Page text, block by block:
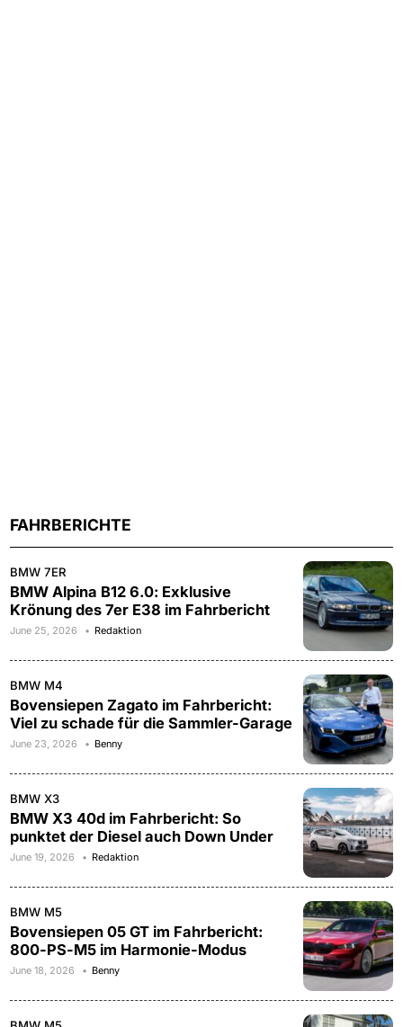
FAHRBERICHTE
BMW 7ER
BMW Alpina B12 6.0: Exklusive
Krönung des 7er E38 im Fahrbericht
June 25, 2026 Redaktion
BMW M4
Bovensiepen Zagato im Fahrbericht:
Viel zu schade für die Sammler-Garage
June 23, 2026 Benny
BMW X3
BMW X3 40d im Fahrbericht: So
punktet der Diesel auch Down Under
June 19, 2026 Redaktion
BMW M5
Bovensiepen 05 GT im Fahrbericht:
800-PS-M5 im Harmonie-Modus
June 18, 2026 Benny